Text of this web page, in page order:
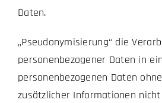
Daten.
„Pseudonymisierung“ die
personenbezogener Daten in
personenbezogenen Daten
zusätzlicher Informationen